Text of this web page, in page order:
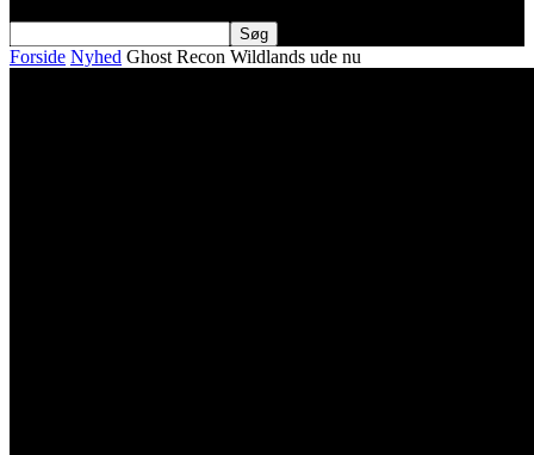
Forside Nyhed Ghost Recon Wildlands ude nu